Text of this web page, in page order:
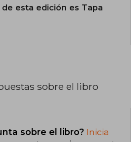
esta edición es Tapa
sobre el libro
sobre el libro? Inicia